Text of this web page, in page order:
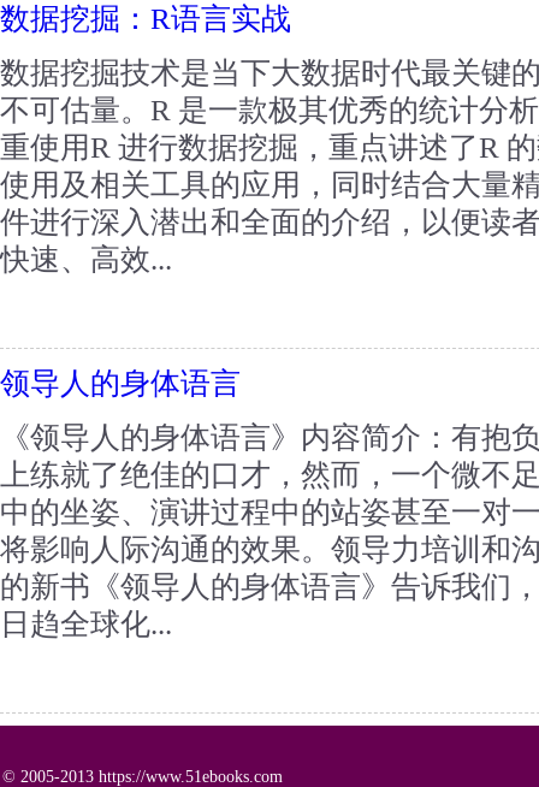
数据挖掘：R语言实战
数据挖掘技术是当下大数据时代最关键
不可估量。R 是一款极其优秀的统计分
重使用R 进行数据挖掘，重点讲述了R
使用及相关工具的应用，同时结合大量
件进行深入潜出和全面的介绍，以便读
快速、高效...
领导人的身体语言
《领导人的身体语言》内容简介：有抱
上练就了绝佳的口才，然而，一个微不
中的坐姿、演讲过程中的站姿甚至一对
将影响人际沟通的效果。领导力培训和
的新书《领导人的身体语言》告诉我们
日趋全球化...
© 2005-2013 https://www.51ebooks.com